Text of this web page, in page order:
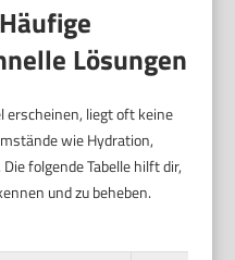
Lösungen
erscheinen, liegt oft keine
wie Hydration,
folgende Tabelle hilft dir,
und zu beheben.